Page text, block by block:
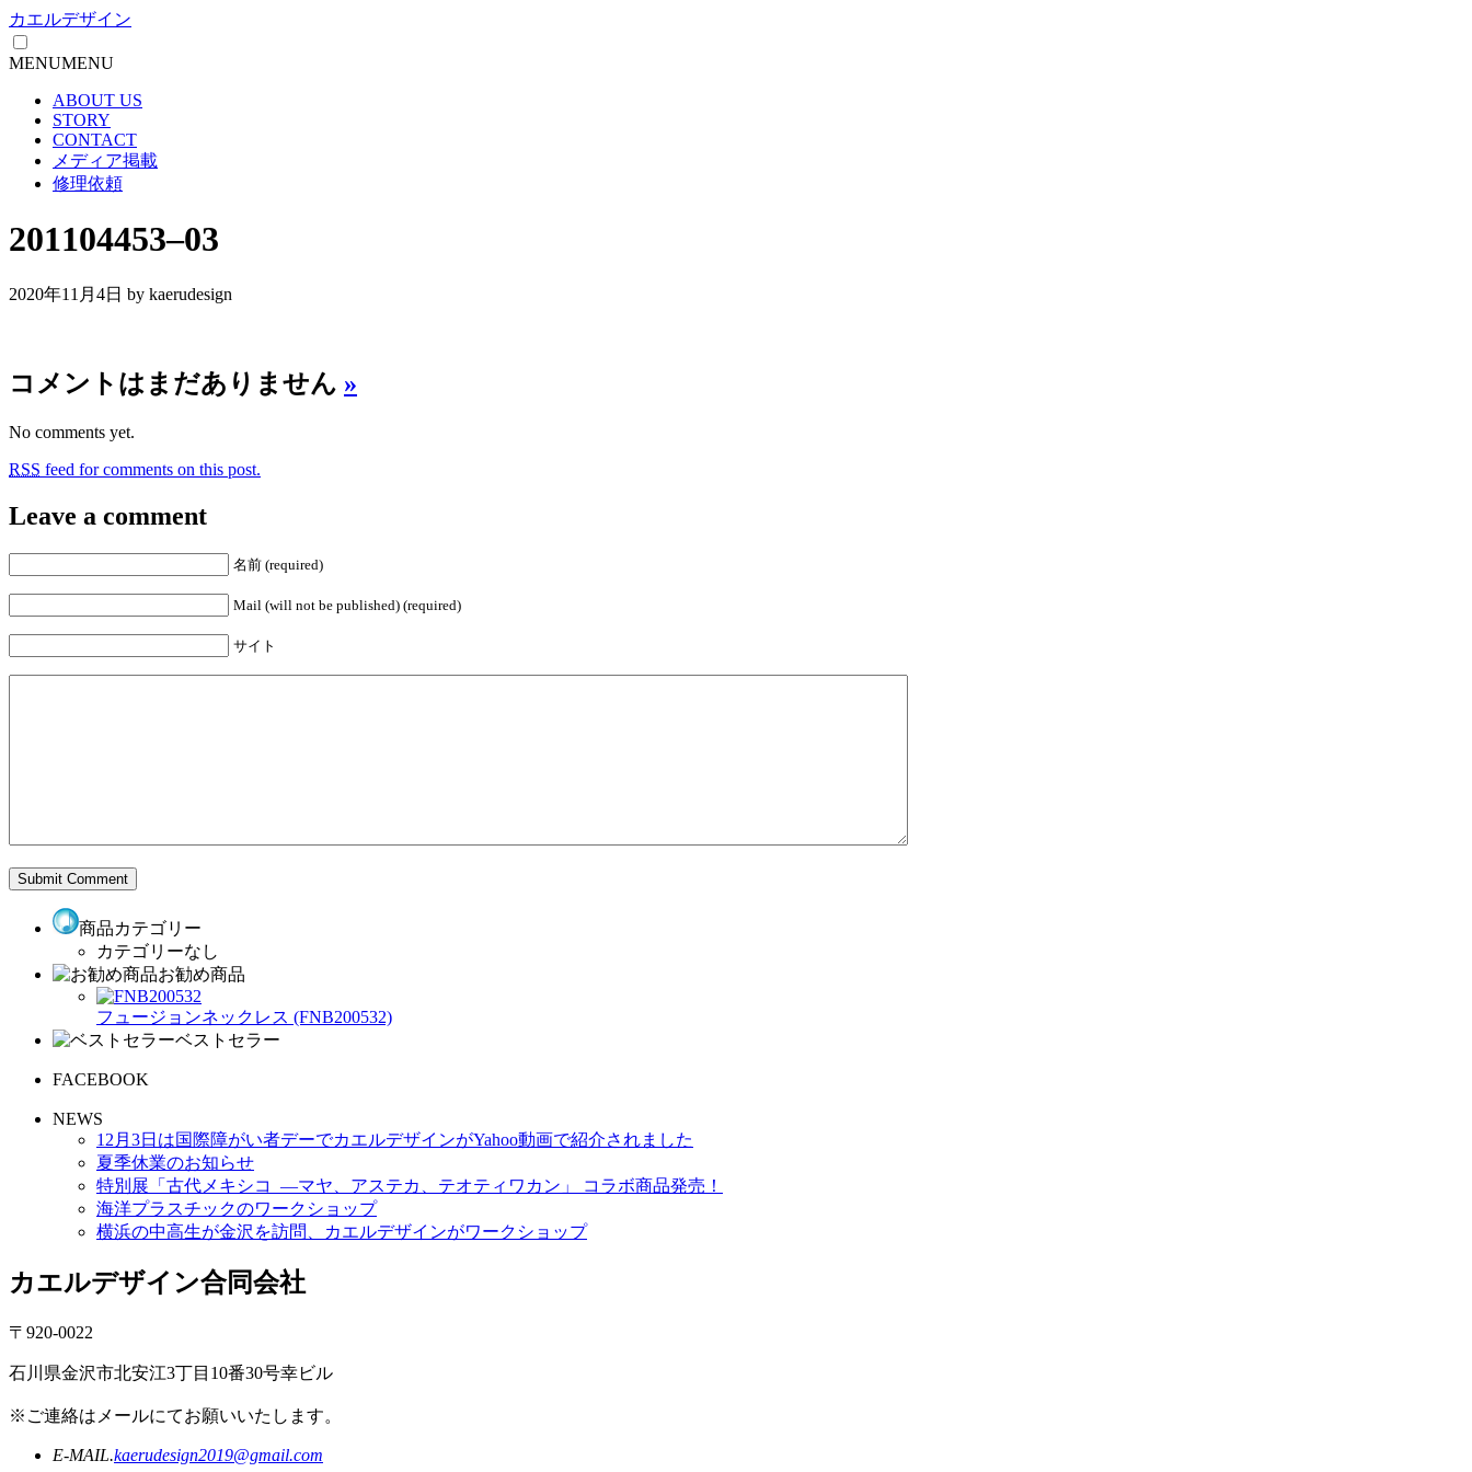
カエルデザイン
MENUMENU
ABOUT US
STORY
CONTACT
メディア掲載
修理依頼
201104453–03
2020年11月4日 by kaerudesign
コメントはまだありません »
No comments yet.
RSS feed for comments on this post.
Leave a comment
名前 (required)
Mail (will not be published) (required)
サイト
商品カテゴリー
カテゴリーなし
お勧め商品
フュージョンネックレス (FNB200532)
ベストセラー
FACEBOOK
NEWS
12月3日は国際障がい者デーでカエルデザインがYahoo動画で紹介されました
夏季休業のお知らせ
特別展「古代メキシコ ―マヤ、アステカ、テオティワカン」 コラボ商品発売！
海洋プラスチックのワークショップ
横浜の中高生が金沢を訪問、カエルデザインがワークショップ
カエルデザイン合同会社
〒920-0022
石川県金沢市北安江3丁目10番30号幸ビル
※ご連絡はメールにてお願いいたします。
E-MAIL.kaerudesign2019@gmail.com